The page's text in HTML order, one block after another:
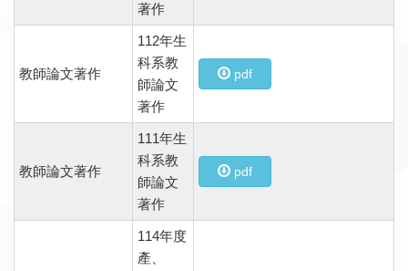
著作
教師論文著作
112年生
科系教
師論文
著作
pdf
教師論文著作
111年生
科系教
師論文
著作
pdf
114年度
產、